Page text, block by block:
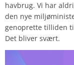
havbrug. Vi har
den nye
genoprette tilliden
Det bliver svært.